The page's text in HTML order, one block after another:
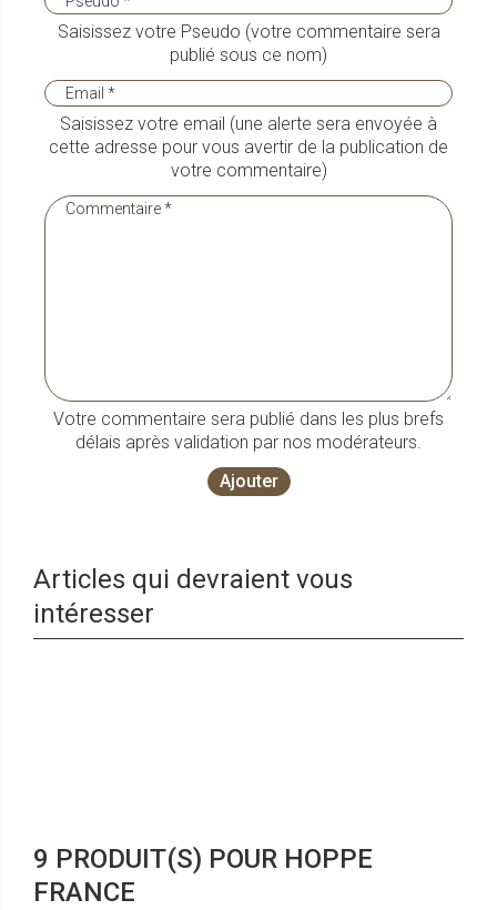
Saisissez votre Pseudo (votre commentaire sera
publié sous ce nom)
Saisissez votre email (une alerte sera envoyée à
cette adresse pour vous avertir de la publication de
votre commentaire)
Votre commentaire sera publié dans les plus brefs
délais après validation par nos modérateurs.
Ajouter
Articles qui devraient vous
intéresser
9 PRODUIT(S) POUR HOPPE
FRANCE